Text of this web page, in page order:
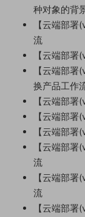
种对象的背
【云端部
流
【云端部
【云端部
换产品工作
【云端部
【云端部
【云端部
【云端部
流
【云端部
流
【云端部